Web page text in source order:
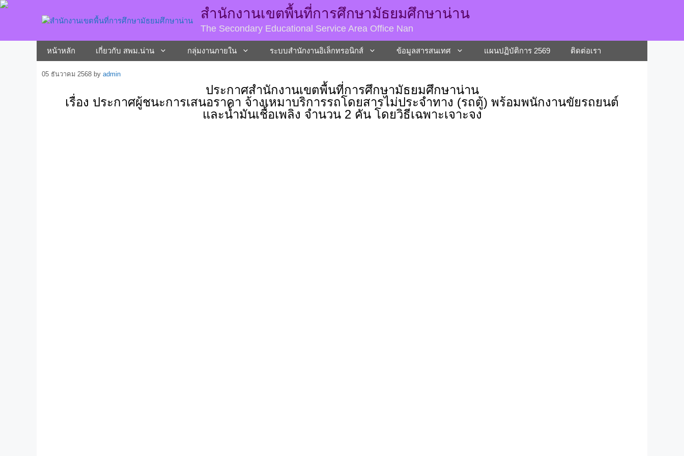
สำนักงานเขตพื้นที่การศึกษามัธยมศึกษาน่าน
The Secondary Educational Service Area Office Nan
หน้าหลัก เกี่ยวกับ สพม.น่าน กลุ่มงานภายใน ระบบสํานักงานอิเล็กทรอนิกส์ ข้อมูลสารสนเทศ แผนปฏิบัติการ 2569 ติดต่อเรา
05 ธันวาคม 2568 by admin
ประกาศสำนักงานเขตพื้นที่การศึกษามัธยมศึกษาน่าน
เรื่อง ประกาศผู้ชนะการเสนอราคา จ้างเหมาบริการรถโดยสารไม่ประจำทาง (รถตู้) พร้อมพนักงานขัยรถยนต์
และน้ำมันเชื้อเพลิง จำนวน 2 คัน โดยวิธีเฉพาะเจาะจง